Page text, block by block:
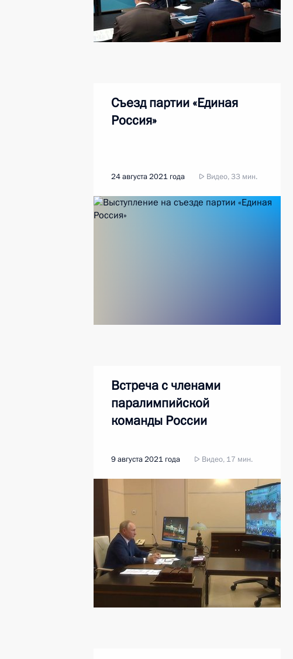
Съезд партии «Единая
Россия»
24 августа 2021 года Видео, 33 мин.
Встреча с членами
паралимпийской
команды России
9 августа 2021 года Видео, 17 мин.